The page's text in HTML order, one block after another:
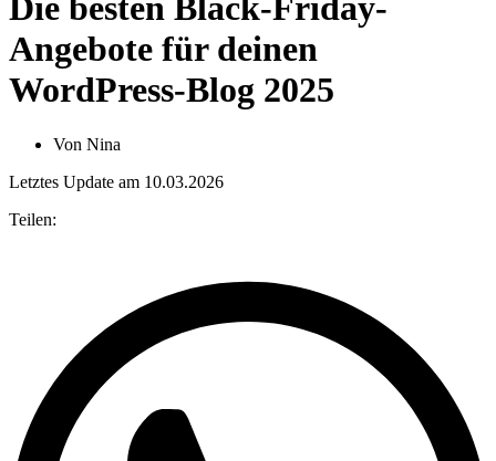
Die besten Black-Friday-
Angebote für deinen
WordPress-Blog 2025
Von Nina
Letztes Update am 10.03.2026
Teilen: